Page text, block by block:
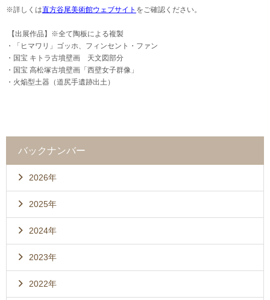
※詳しくは直方谷尾美術館ウェブサイト をご確認ください。
【出展作品】※全て陶板による複製
・「ヒマワリ」ゴッホ、フィンセント・ファン
・国宝 キトラ古墳壁画 天文図部分
・国宝 高松塚古墳壁画「西壁女子群像」
・火焔型土器（道尻手遺跡出土）
バックナンバー
2026年
2025年
2024年
2023年
2022年